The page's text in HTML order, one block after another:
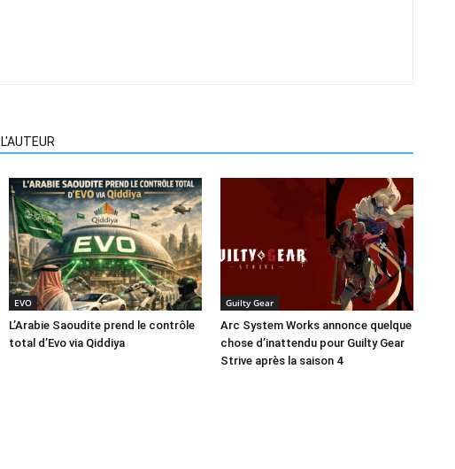
EVO
L’Arabie Saoudite prend le contrôle
total d’Evo via Qiddiya
Guilty Gear
Arc System Works annonce quelque
chose d’inattendu pour Guilty Gear
Strive après la saison 4